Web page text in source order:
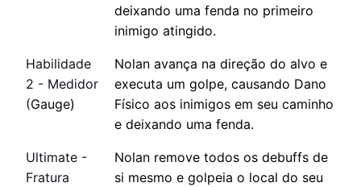
deixando uma fenda no primeiro
inimigo atingido.
Habilidade
2 - Medidor
(Gauge)
Nolan avança na direção do alvo e
executa um golpe, causando Dano
Físico aos inimigos em seu caminho
e deixando uma fenda.
Ultimate -
Fratura
Nolan remove todos os debuffs de
si mesmo e golpeia o local do seu